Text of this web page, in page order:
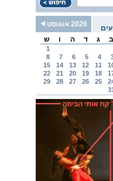
2026 אוגוסט
ב ג ד ה ו ש
1
4
5
6
7
8
11
12
13
14
15
18
19
20
21
22
25
26
27
28
29